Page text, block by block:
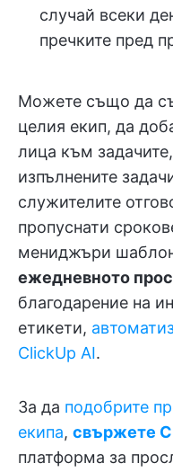
случай всеки
пречките пред
Можете също да
целия екип, да
лица към
изпълнените
служителите
пропуснати
мениджъри
ежедневното
благодарение на
етикети,
ClickUp AI.
За да подобрите
екипа, свържете
платформа за